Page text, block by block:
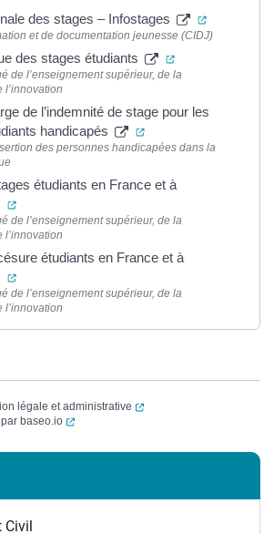
des stages – Infostages (ouverture
et de documentation jeunesse (CIDJ)
des stages étudiants (ouverture dans
de l’enseignement supérieur, de la
l’innovation
de l’indemnité de stage pour les
handicapés
(ouverture dans un
des personnes handicapées dans la
étudiants en France et à
(ouverture dans un nouvel onglet)
de l’enseignement supérieur, de la
l’innovation
étudiants en France et à
(ouverture dans un nouvel onglet)
de l’enseignement supérieur, de la
l’innovation
légale et administrative
(ouverture dans un
baseo.io (ouverture dans un nouvel onglet)
Civil